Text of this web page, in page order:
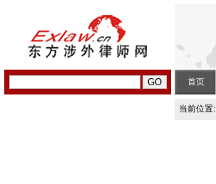
首页
当前位置: